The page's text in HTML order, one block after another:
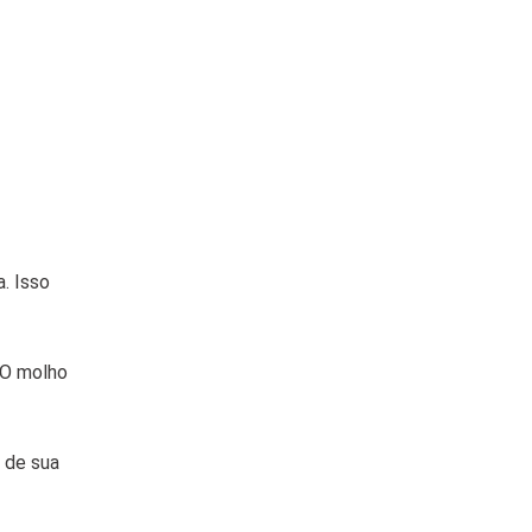
Isso
molho
sua